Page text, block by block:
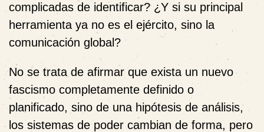
complicadas de identificar? ¿Y si su principal
herramienta ya no es el ejército, sino la
comunicación global?
No se trata de afirmar que exista un nuevo
fascismo completamente definido o
planificado, sino de una hipótesis de análisis,
los sistemas de poder cambian de forma, pero